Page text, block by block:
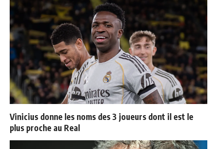
Vinicius donne les noms des 3 joueurs dont il est le
plus proche au Real